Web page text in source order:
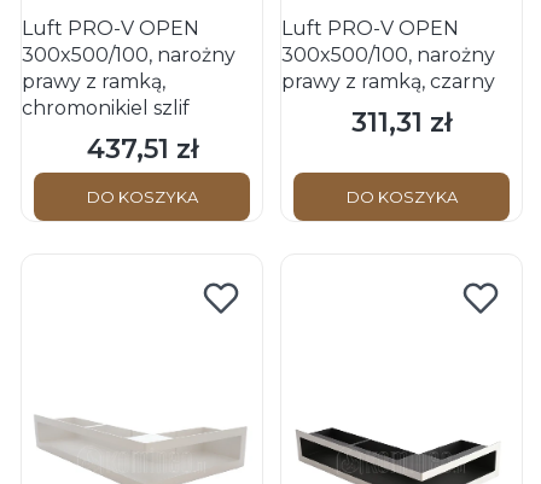
Luft PRO-V OPEN
300x500/100, narożny
prawy z ramką,
chromonikiel szlif
Cena
437,51 zł
DO KOSZYKA
Luft PRO-V OPEN
300x500/100, narożny
prawy z ramką, czarny
Cena
311,31 zł
DO KOSZYKA